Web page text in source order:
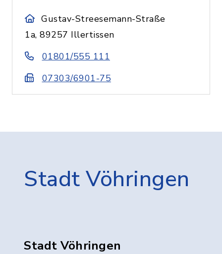
Gustav-Streesemann-Straße
1a, 89257 Illertissen
01801/555 111
07303/6901-75
Stadt Vöhringen
Stadt Vöhringen